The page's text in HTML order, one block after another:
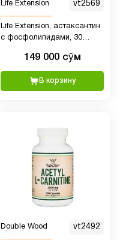
Life Extension vt2569
Life Extension, астаксантин
с фосфолипидами, 30
149 000 сӯм
В корзину
Double Wood vt2492